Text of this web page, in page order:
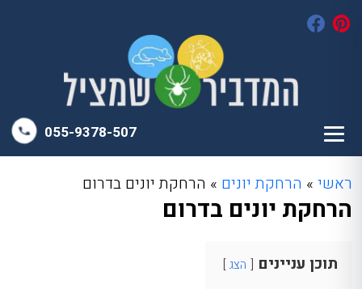
055-9378-507
ראשי » הרחקת יונים » הרחקת יונים בדרום
הרחקת יונים בדרום
תוכן עניינים הצג